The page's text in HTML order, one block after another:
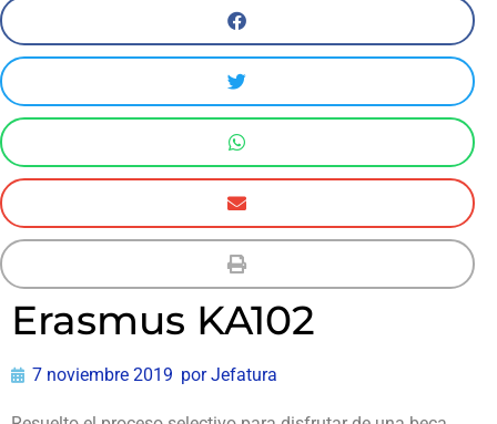
Erasmus KA102
7 noviembre 2019 porJefatura